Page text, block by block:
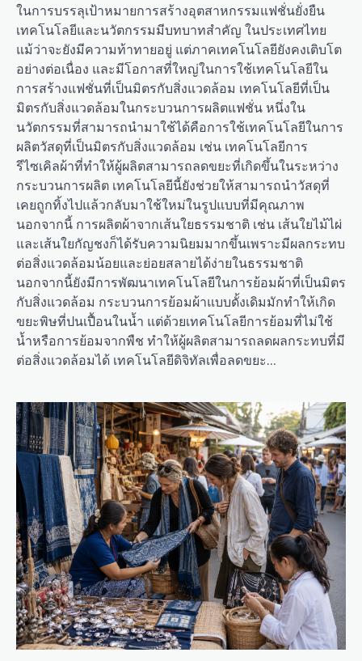
ในการบรรลุเป้าหมายการสร้างอุตสาหกรรมแฟชั่นยั่งยืน
เทคโนโลยีและนวัตกรรมมีบทบาทสำคัญ ในประเทศไทย
แม้ว่าจะยังมีความท้าทายอยู่ แต่ภาคเทคโนโลยียังคงเติบโต
อย่างต่อเนื่อง และมีโอกาสที่ใหญ่ในการใช้เทคโนโลยีใน
การสร้างแฟชั่นที่เป็นมิตรกับสิ่งแวดล้อม เทคโนโลยีที่เป็น
มิตรกับสิ่งแวดล้อมในกระบวนการผลิตแฟชั่น หนึ่งใน
นวัตกรรมที่สามารถนำมาใช้ได้คือการใช้เทคโนโลยีในการ
ผลิตวัสดุที่เป็นมิตรกับสิ่งแวดล้อม เช่น เทคโนโลยีการ
รีไซเคิลผ้าที่ทำให้ผู้ผลิตสามารถลดขยะที่เกิดขึ้นในระหว่าง
กระบวนการผลิต เทคโนโลยีนี้ยังช่วยให้สามารถนำวัสดุที่
เคยถูกทิ้งไปแล้วกลับมาใช้ใหม่ในรูปแบบที่มีคุณภาพ
นอกจากนี้ การผลิตผ้าจากเส้นใยธรรมชาติ เช่น เส้นใยไม้ไผ่
และเส้นใยกัญชงก็ได้รับความนิยมมากขึ้นเพราะมีผลกระทบ
ต่อสิ่งแวดล้อมน้อยและย่อยสลายได้ง่ายในธรรมชาติ
นอกจากนี้ยังมีการพัฒนาเทคโนโลยีในการย้อมผ้าที่เป็นมิตร
กับสิ่งแวดล้อม กระบวนการย้อมผ้าแบบดั้งเดิมมักทำให้เกิด
ขยะพิษที่ปนเปื้อนในน้ำ แต่ด้วยเทคโนโลยีการย้อมที่ไม่ใช้
น้ำหรือการย้อมจากพืช ทำให้ผู้ผลิตสามารถลดผลกระทบที่มี
ต่อสิ่งแวดล้อมได้ เทคโนโลยีดิจิทัลเพื่อลดขยะ…